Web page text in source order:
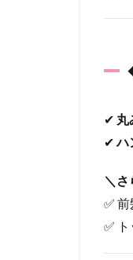
✔ 丸
✔ ハ
＼
✅
✅